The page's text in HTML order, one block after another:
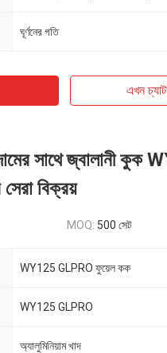
ঘূর্ণনের গতি
এখন
সাথে জ্বালানী কুক
বিক্রয়
MOQ: 500 সেট
WY125 GLPRO ফুয়েল কক
WY125 GLPRO
অ্যালুমিনিয়াম খাদ